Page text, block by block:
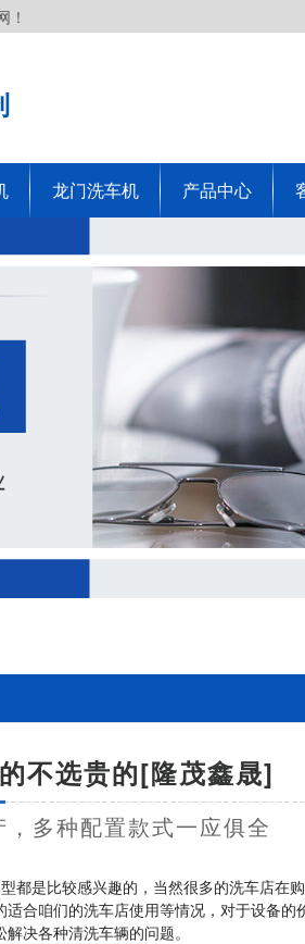
！
龙门洗车机 产品中心
不选贵的[隆茂鑫晟]
多种配置款式一应俱全
都是比较感兴趣的，当然很多的洗车店在
合咱们的洗车店使用等情况，对于设备的
决各种清洗车辆的问题。